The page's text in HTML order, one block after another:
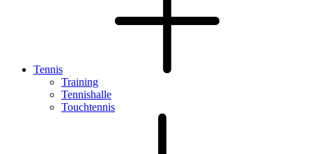
Tennis
Training
Tennishalle
Touchtennis